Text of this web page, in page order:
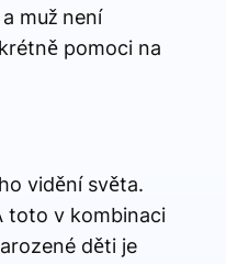
muž není
pomoci na
vidění světa.
toto v kombinaci
děti je